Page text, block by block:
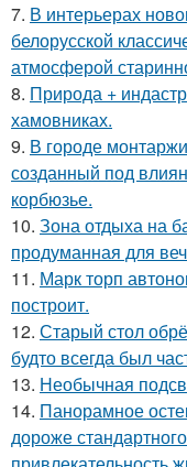
7. В интерьерах
белорусской
атмосферой
8. Природа +
хамовниках.
9. В городе
созданный под
корбюзье.
10. Зона отдыха на
продуманная для
11. Марк торп
построит.
12. Старый стол
будто всегда был
13. Необычная
14. Панорамное
дороже